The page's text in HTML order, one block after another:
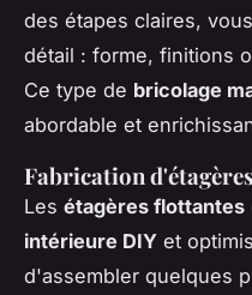
des étapes claires,
détail : forme, finitions
Ce type de bricolage
abordable et
Fabrication
Les étagères flottantes
intérieure DIY et
d'assembler quelques